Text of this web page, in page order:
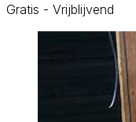
Gratis - Vrijblijvend